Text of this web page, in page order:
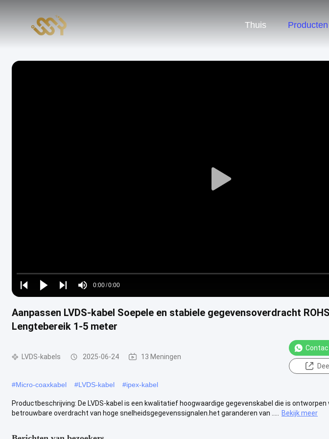
Thuis Producten
Play
Play
Play
Play
Mute
Time
0:00/0:00
Loaded:
0%
Aanpassen LVDS-kabel Soepele en stabiele gegevensoverdracht
Lengtebereik 1-5 meter
LVDS-kabels 2025-06-24 13 Meningen
#Micro-coaxkabel #LVDS-kabel #ipex-kabel
Productbeschrijving: De LVDS-kabel is een kwalitatief hoogwaardige gegevenskabel die is ontworpen
betrouwbare overdracht van hoge snelheidsgegevenssignalen.het garanderen van .....
Bekijk meer